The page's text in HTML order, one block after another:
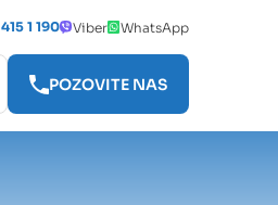
1 190 Viber WhatsApp
POZOVITE NAS